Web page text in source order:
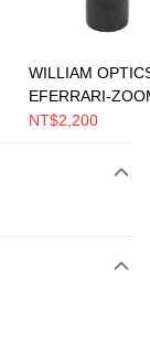
WILLIAM
EFERRARI-
倍天文目鏡
1.25"型(台灣總
NT$2,200